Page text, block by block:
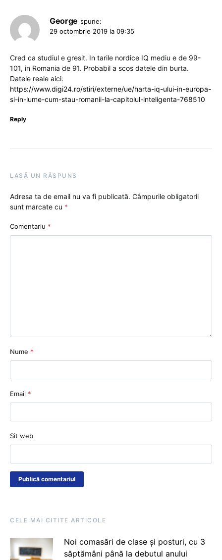
George spune:
29 octombrie 2019 la 09:35
Cred ca studiul e gresit. In tarile nordice IQ mediu e de 99-
101, in Romania de 91. Probabil a scos datele din burta.
Datele reale aici:
https://www.digi24.ro/stiri/externe/ue/harta-iq-ului-in-europa-
si-in-lume-cum-stau-romanii-la-capitolul-inteligenta-768510
Reply
LASĂ UN RĂSPUNS
Adresa ta de email nu va fi publicată. Câmpurile obligatorii
sunt marcate cu *
Comentariu *
Nume *
Email *
Sit web
CELE MAI CITITE ARTICOLE
Noi comasări de clase și posturi, cu 3
săptămâni până la debutul anului